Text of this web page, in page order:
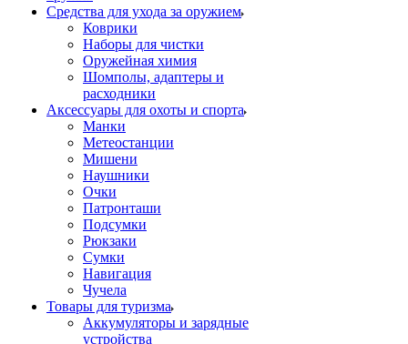
Средства для ухода за оружием
Коврики
Наборы для чистки
Оружейная химия
Шомполы, адаптеры и
расходники
Аксессуары для охоты и спорта
Манки
Метеостанции
Мишени
Наушники
Очки
Патронташи
Подсумки
Рюкзаки
Сумки
Навигация
Чучела
Товары для туризма
Аккумуляторы и зарядные
устройства